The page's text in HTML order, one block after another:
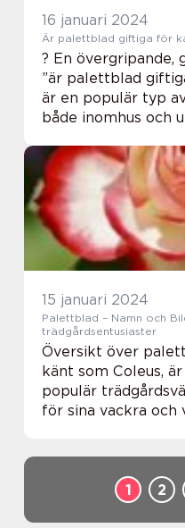
16 januari 2024
Är palettblad giftiga för
? En övergripande,
”är palettblad
är en populär typ
både inomhus och
kattägare är dock
15 januari 2024
Palettblad – Namn och
trädgårdsentusiaster
Översikt över
känt som Coleus,
populär
för sina vackra och
1
2